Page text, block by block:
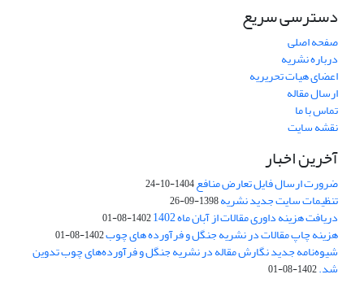
دسترسی سریع
صفحه اصلی
درباره نشریه
اعضای هیات تحریریه
ارسال مقاله
تماس با ما
نقشه سایت
آخرین اخبار
ضرورت ارسال فایل تعارض منافع1404-10-24
تنظیمات سایت جدید نشریه1398-09-26
دریافت هزینه داوری مقالات از آبان ماه 1402 1402-08-01
هزینه چاپ مقالات در نشریه جنگل و فرآورده های چوب1402-08-01
شیوه‌نامه جدید نگارش مقاله در نشریه جنگل و فرآورده‌های چوب تدوین
شد.1402-08-01